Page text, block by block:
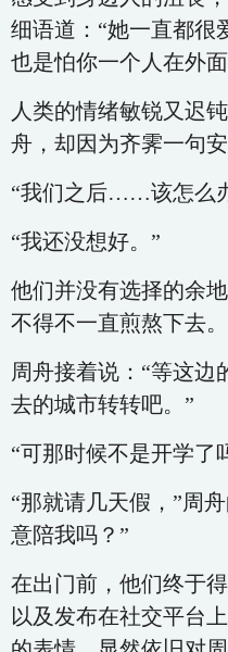
细语道：“她一直都很
也是怕你一个人在外
人类的情绪敏锐又迟
舟，却因为齐霁一句
“我们之后……该怎么
“我还没想好。”
他们并没有选择的余
不得不一直煎熬下去。
周舟接着说：“等这边
去的城市转转吧。”
“可那时候不是开学了
“那就请几天假，”周
意陪我吗？”
在出门前，他们终于
以及发布在社交平台